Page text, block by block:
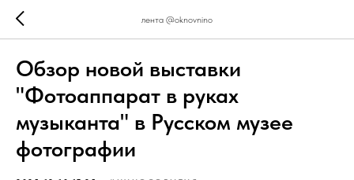
лента @oknovnino
Обзор новой выставки
"Фотоаппарат в руках
музыканта" в Русском музее
фотографии